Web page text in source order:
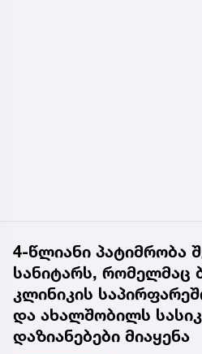
4-წლიანი პატიმრობა
სანიტარს, რომელმაც
კლინიკის
და ახალშობილს
დაზიანებები მიაყენა